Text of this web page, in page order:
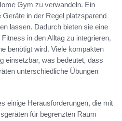
Gym zu verwandeln. Ein
in der Regel platzsparend
lassen. Dadurch bieten sie eine
in den Alltag zu integrieren,
benötigt wird. Viele kompakten
einsetzbar, was bedeutet, dass
unterschiedliche Übungen
einige Herausforderungen, die mit
für begrenzten Raum